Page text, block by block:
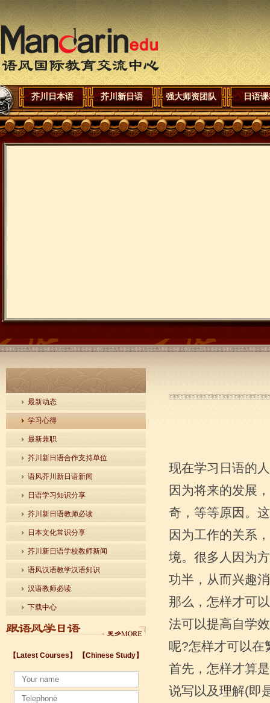
芥川日本语 芥川新日语 强大师资团队 日语
最新动态
学习心得
最新兼职
芥川新日语合作支持单位
语风芥川新日语新闻
日语学习知识分享
芥川新日语教师必读
日本文化常识分享
芥川新日语学校教师新闻
语风汉语教学汉语知识
汉语教师必读
下载中心
【Latest Courses】 【Chinese Study】
无锡新区日语--泡泡日语启蒙培训
为什么要学习日语？芥川新日语为您分析无锡日语人才就业前景
无锡芥川新日语培训学校将投身于无锡“荒岛图书馆”公益日语沙龙活动
无锡芥川新日语学校优秀学员日语作文赏析—私の夢
现在学习日语的
因为将来的发展
奇，等等原因。
因为工作的关系
境。很多人因为
功半，从而兴趣
那么，怎样才可
法可以提高自学
呢?怎样才可以在
首先，怎样才算
说写以及理解(即